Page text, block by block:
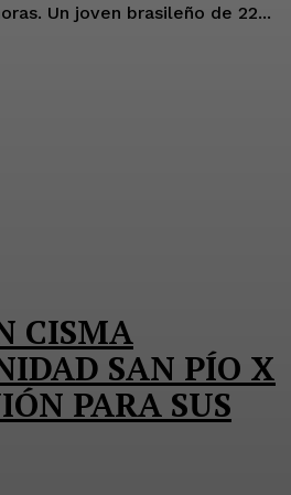
rápidamente en una pesadilla de casi dieciocho horas. Un joven brasileño de 22...
CISMA
SAN PÍO X
PARA SUS